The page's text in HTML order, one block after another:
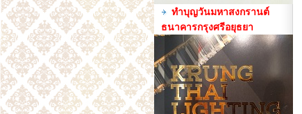
ทำบุญวันมหาสงกรานต์
ธนาคารกรุงศรีอยุธยา